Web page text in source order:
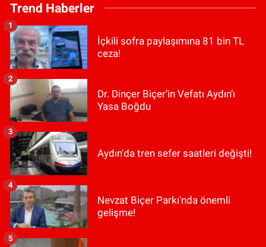
Trend Haberler
İçkili sofra paylaşımına 81 bin TL
ceza!
1
Dr. Dinçer Biçer’in Vefatı Aydın’ı
Yasa Boğdu
2
Aydın'da tren sefer saatleri değişti!
3
Nevzat Biçer Parkı'nda önemli
gelişme!
4
5